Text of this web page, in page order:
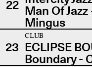
22 Man Of
Mingus
23
CLUB
ECLIPSE
Boundary -